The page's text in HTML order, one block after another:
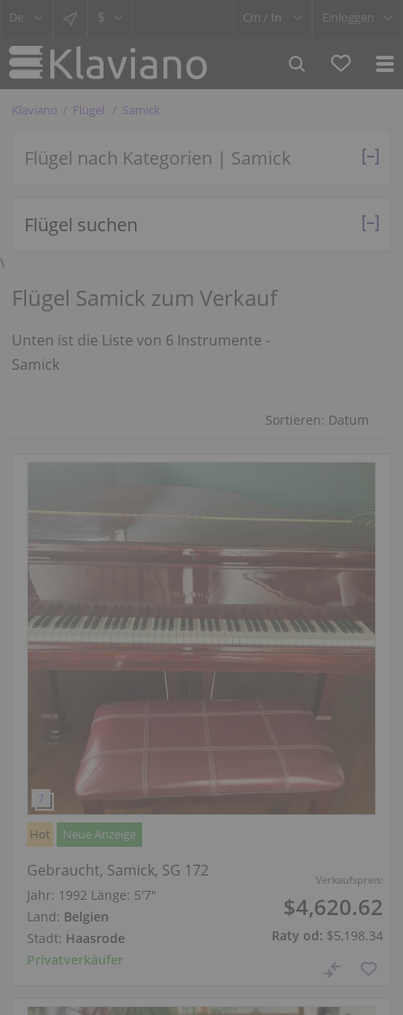
$ Cm / In Einloggen
Klaviano Flügel Samick
Flügel nach Kategorien | Samick
Flügel suchen
\
Flügel Samick zum Verkauf
Unten ist die Liste von 6 Instrumente -
Samick
Sortieren: Datum
Verkaufspreis:
$4,620.62
Raty od: $5,198.34
Hot Neue Anzeige
Gebraucht, Samick, SG 172
Jahr: 1992 Länge: 5′7″
Land: Belgien
Stadt: Haasrode
Privatverkäufer